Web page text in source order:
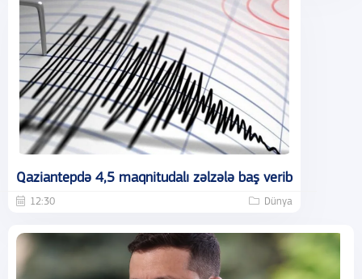
Qaziantepdə 4,5 maqnitudalı zəlzələ baş verib
12:30 Dünya